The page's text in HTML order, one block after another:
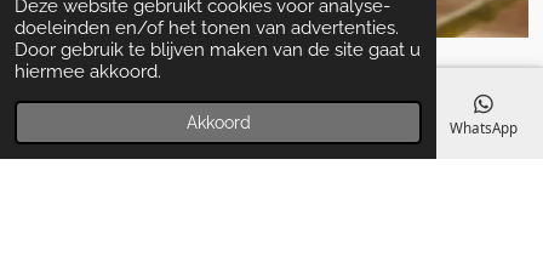
Deze website gebruikt cookies voor analyse-
doeleinden en/of het tonen van advertenties.
Door gebruik te blijven maken van de site gaat u
hiermee akkoord.
Akkoord
Algemene voorwaarden
Telefoonnummer WhatsApp